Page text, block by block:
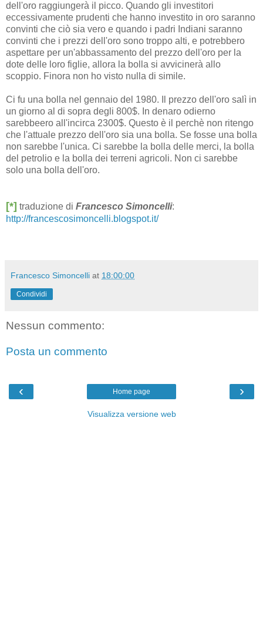
dell'oro raggiungerà il picco. Quando gli investitori
eccessivamente prudenti che hanno investito in oro saranno
convinti che ciò sia vero e quando i padri Indiani saranno
convinti che i prezzi dell'oro sono troppo alti, e potrebbero
aspettare per un'abbassamento del prezzo dell'oro per la
dote delle loro figlie, allora la bolla si avvicinerà allo
scoppio. Finora non ho visto nulla di simile.
Ci fu una bolla nel gennaio del 1980. Il prezzo dell'oro salì in
un giorno al di sopra degli 800$. In denaro odierno
sarebbeero all'incirca 2300$. Questo è il perchè non ritengo
che l'attuale prezzo dell'oro sia una bolla. Se fosse una bolla
non sarebbe l'unica. Ci sarebbe la bolla delle merci, la bolla
del petrolio e la bolla dei terreni agricoli. Non ci sarebbe
solo una bolla dell'oro.
[*] traduzione di Francesco Simoncelli:
http://francescosimoncelli.blogspot.it/
Francesco Simoncelli at 18:00:00
Condividi
Nessun commento:
Posta un commento
‹ ›
Home page
Visualizza versione web